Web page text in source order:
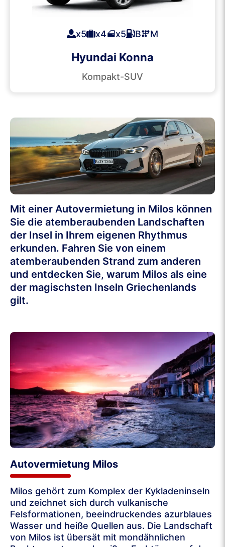
x5 x4 x5 B M
Hyundai Konna
Kompakt-SUV
Mit einer Autovermietung in Milos können
Sie die atemberaubenden Landschaften
der Insel in Ihrem eigenen Rhythmus
erkunden. Fahren Sie von einem
atemberaubenden Strand zum anderen
und entdecken Sie, warum Milos als eine
der magischsten Inseln Griechenlands
gilt.
Autovermietung Milos
Milos gehört zum Komplex der Kykladeninseln
und zeichnet sich durch vulkanische
Felsformationen, beeindruckendes azurblaues
Wasser und heiße Quellen aus. Die Landschaft
von Milos ist übersät mit mondähnlichen